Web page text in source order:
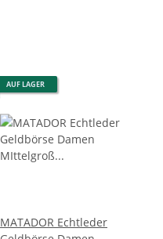
AUF LAGER
MATADOR Echtleder